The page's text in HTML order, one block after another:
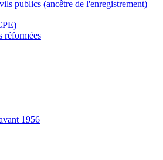
publics (ancêtre de l'enregistrement)
réformées
1956